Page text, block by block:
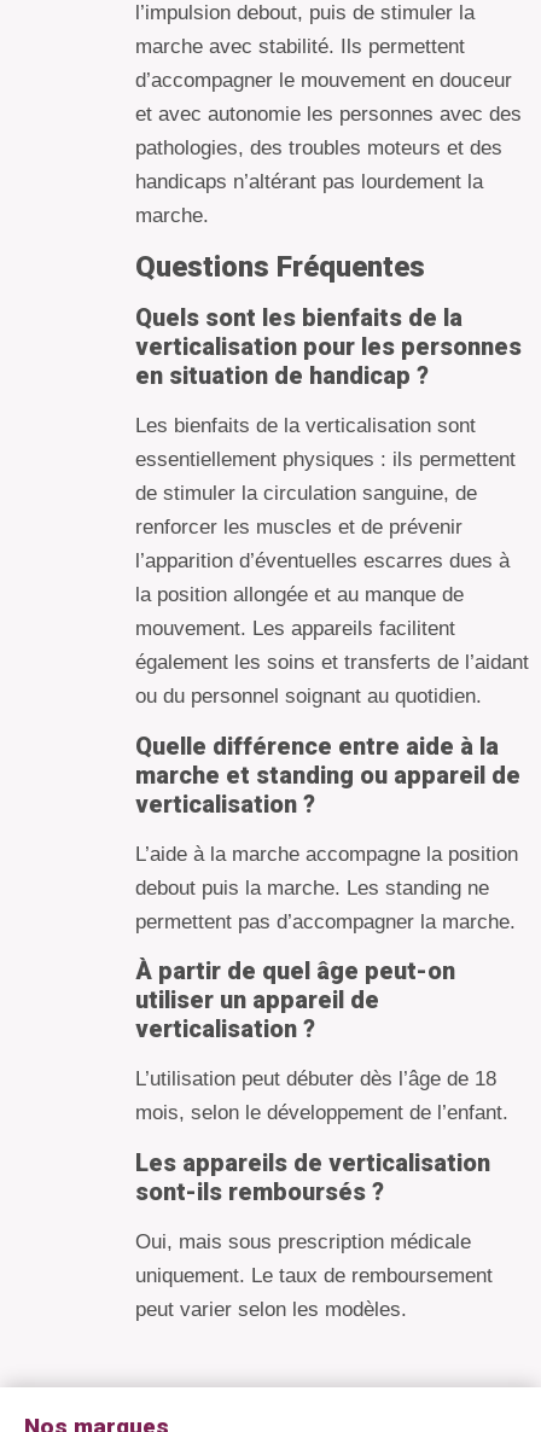
l’impulsion debout, puis de stimuler la
marche avec stabilité. Ils permettent
d’accompagner le mouvement en douceur
et avec autonomie les personnes avec des
pathologies, des troubles moteurs et des
handicaps n’altérant pas lourdement la
marche.
Questions Fréquentes
Quels sont les bienfaits de la
verticalisation pour les personnes
en situation de handicap ?
Les bienfaits de la verticalisation sont
essentiellement physiques : ils permettent
de stimuler la circulation sanguine, de
renforcer les muscles et de prévenir
l’apparition d’éventuelles escarres dues à
la position allongée et au manque de
mouvement. Les appareils facilitent
également les soins et transferts de l’aidant
ou du personnel soignant au quotidien.
Quelle différence entre aide à la
marche et standing ou appareil de
verticalisation ?
L’aide à la marche accompagne la position
debout puis la marche. Les standing ne
permettent pas d’accompagner la marche.
À partir de quel âge peut-on
utiliser un appareil de
verticalisation ?
L’utilisation peut débuter dès l’âge de 18
mois, selon le développement de l’enfant.
Les appareils de verticalisation
sont-ils remboursés ?
Oui, mais sous prescription médicale
uniquement. Le taux de remboursement
peut varier selon les modèles.
Nos marques